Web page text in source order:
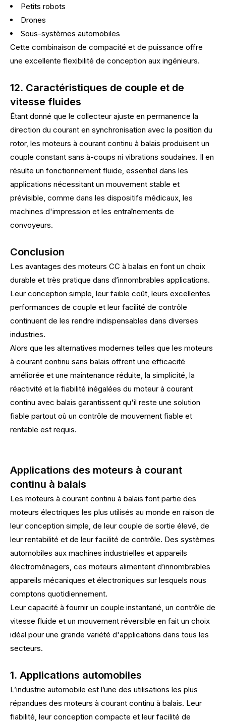
Petits robots
Drones
Sous-systèmes automobiles
Cette combinaison de compacité et de puissance offre
une excellente flexibilité de conception aux ingénieurs.
12. Caractéristiques de couple et de
vitesse fluides
Étant donné que le collecteur ajuste en permanence la
direction du courant en synchronisation avec la position du
rotor, les moteurs à courant continu à balais produisent un
couple constant sans à-coups ni vibrations soudaines. Il en
résulte un fonctionnement fluide, essentiel dans les
applications nécessitant un mouvement stable et
prévisible, comme dans les dispositifs médicaux, les
machines d'impression et les entraînements de
convoyeurs.
Conclusion
Les avantages des moteurs CC à balais en font un choix
durable et très pratique dans d’innombrables applications.
Leur conception simple, leur faible coût, leurs excellentes
performances de couple et leur facilité de contrôle
continuent de les rendre indispensables dans diverses
industries.
Alors que les alternatives modernes telles que les moteurs
à courant continu sans balais offrent une efficacité
améliorée et une maintenance réduite, la simplicité, la
réactivité et la fiabilité inégalées du moteur à courant
continu avec balais garantissent qu'il reste une solution
fiable partout où un contrôle de mouvement fiable et
rentable est requis.
Applications des moteurs à courant
continu à balais
Les moteurs à courant continu à balais font partie des
moteurs électriques les plus utilisés au monde en raison de
leur conception simple, de leur couple de sortie élevé, de
leur rentabilité et de leur facilité de contrôle. Des systèmes
automobiles aux machines industrielles et appareils
électroménagers, ces moteurs alimentent d’innombrables
appareils mécaniques et électroniques sur lesquels nous
comptons quotidiennement.
Leur capacité à fournir un couple instantané, un contrôle de
vitesse fluide et un mouvement réversible en fait un choix
idéal pour une grande variété d'applications dans tous les
secteurs.
1. Applications automobiles
L’industrie automobile est l’une des utilisations les plus
répandues des moteurs à courant continu à balais. Leur
fiabilité, leur conception compacte et leur facilité de